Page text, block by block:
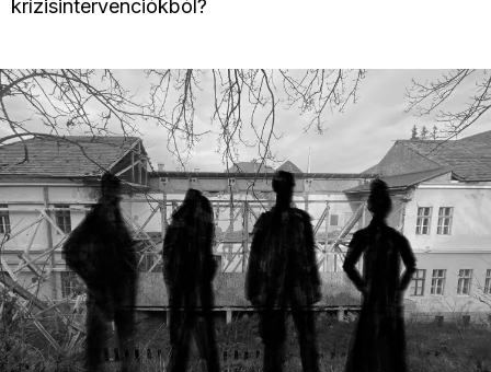
krízisintervenciókból?